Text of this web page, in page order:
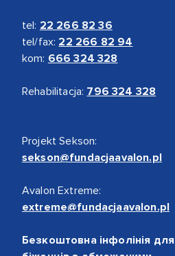
tel: 22 266 82 36
tel/fax: 22 266 82 94
kom: 666 324 328
Rehabilitacja: 796 324 328
Projekt Sekson:
sekson@fundacjaavalon.pl
Avalon Extreme:
extreme@fundacjaavalon.pl
Безкоштовна інфолінія для